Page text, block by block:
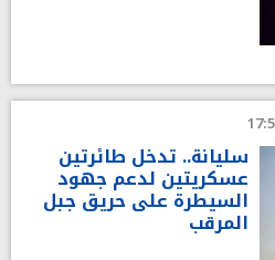
سليانة.. تدخل طائرتين
عسكريتين لدعم جهود
السيطرة على حريق جبل
المرقب